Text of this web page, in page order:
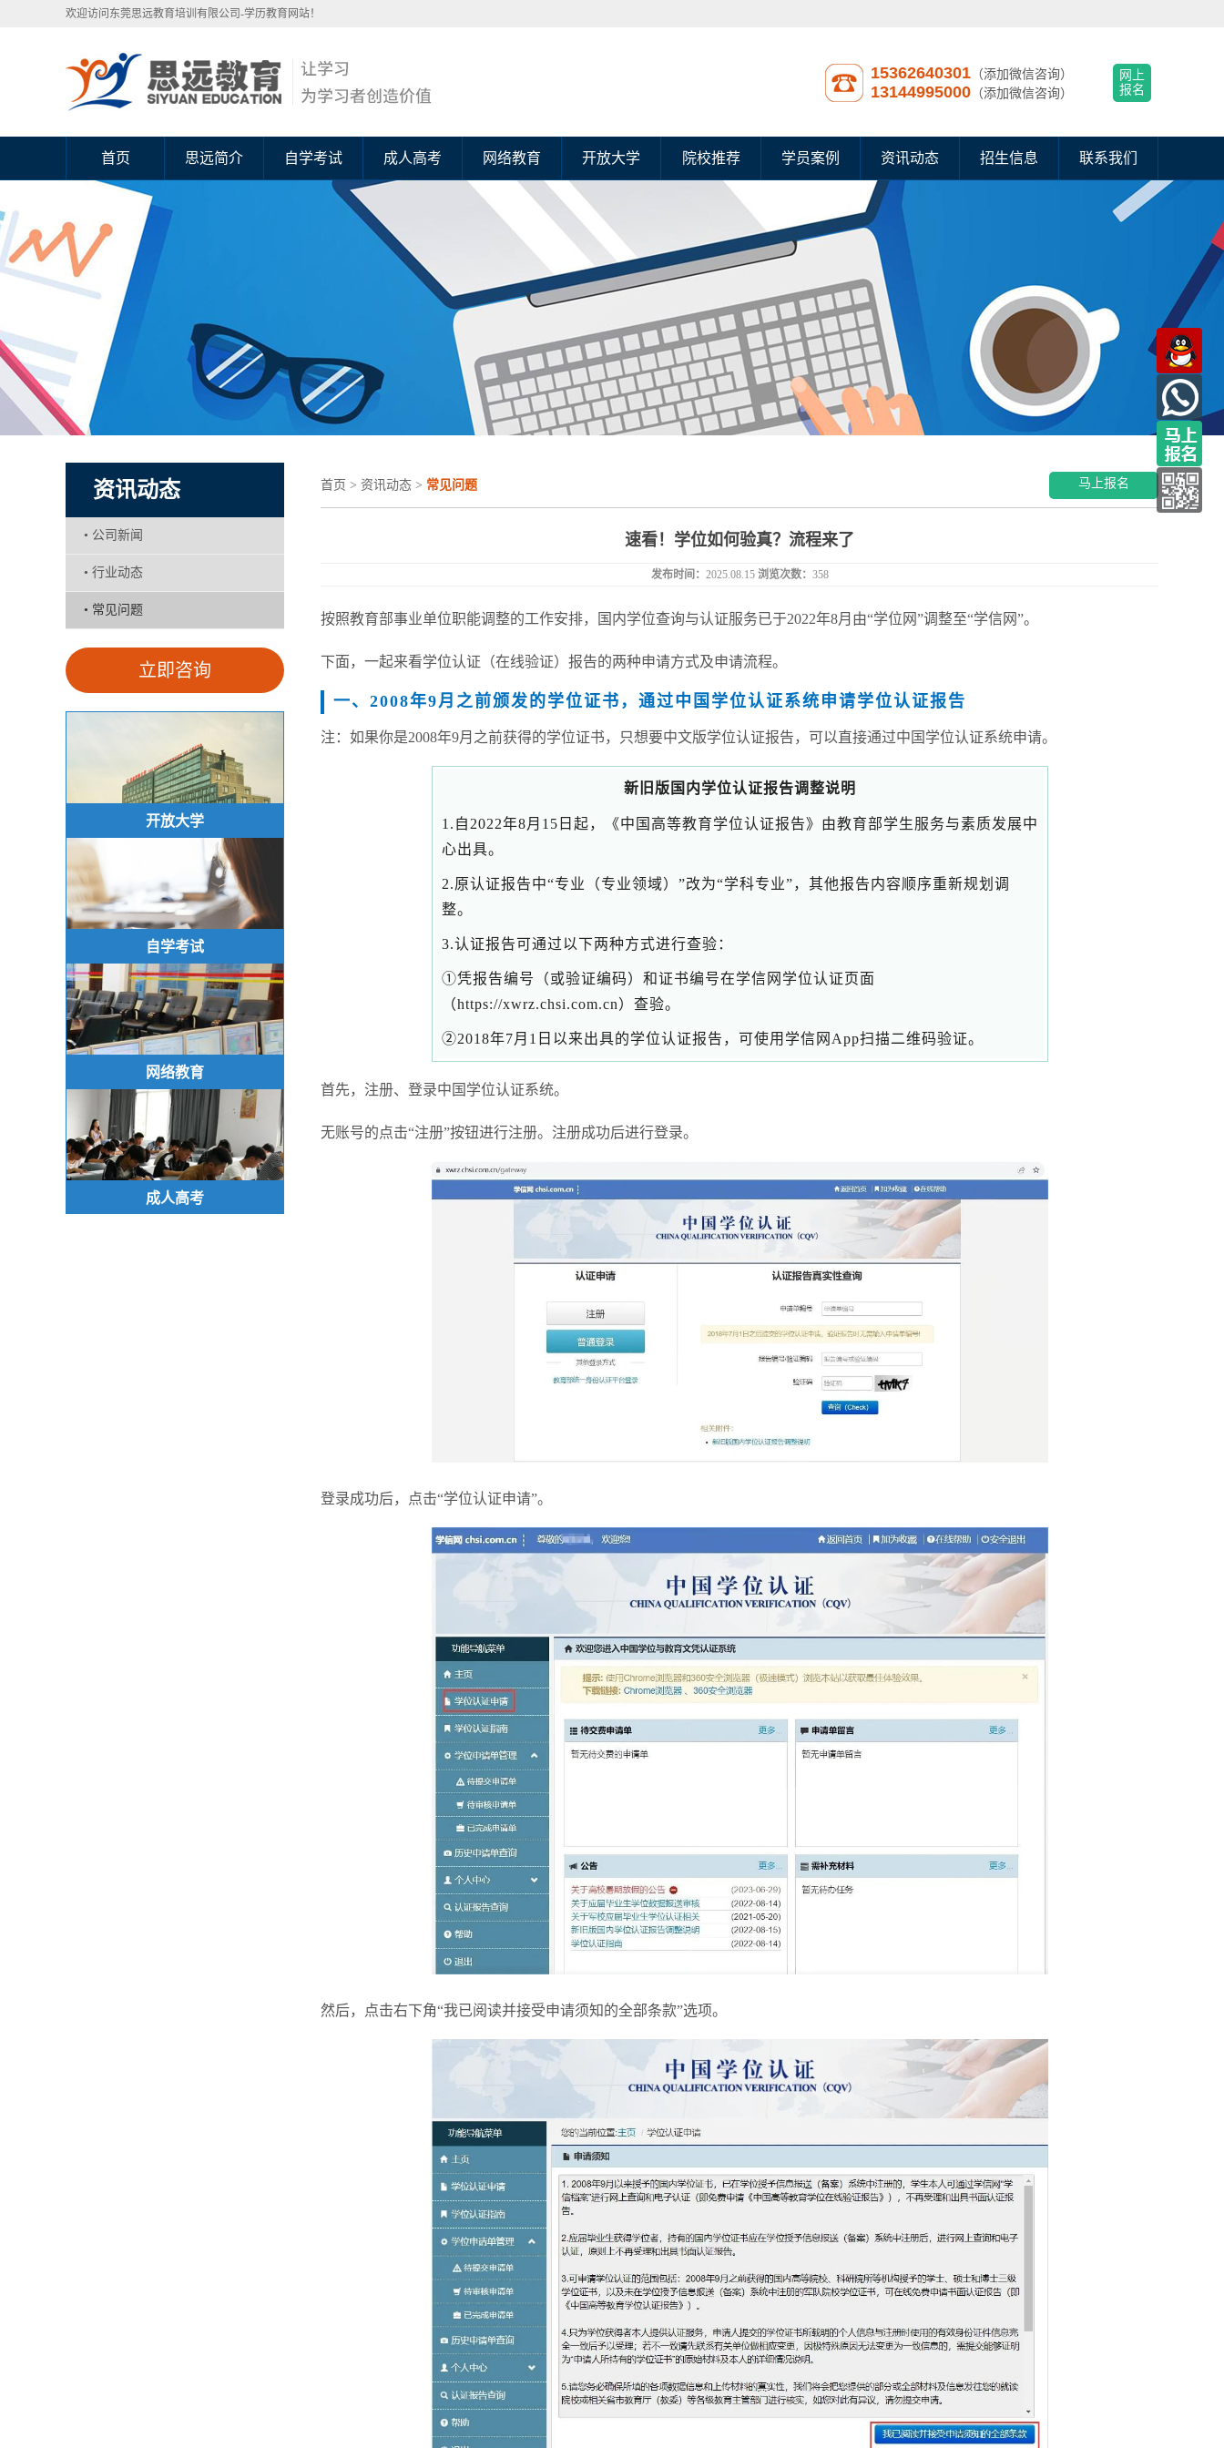
欢迎访问东莞思远教育培训有限公司-学历教育网站！
15362640301 （添加微信咨询）
13144995000 （添加微信咨询）
网上
报名
首页 思远简介 自学考试 成人高考 网络教育 开放大学 院校推荐 学员案例 资讯动态 招生信息 联系我们
首页 > 资讯动态 > 常见问题 马上报名
速看！学位如何验真？流程来了
发布时间： 2025.08.15 浏览次数： 358
按照教育部事业单位职能调整的工作安排，国内学位查询与认证服务已于2022年8月由“学位网”调整至“学信网”。
下面，一起来看学位认证（在线验证）报告的两种申请方式及申请流程。
一、2008年9月之前颁发的学位证书，通过中国学位认证系统申请学位认证报告
注：如果你是2008年9月之前获得的学位证书，只想要中文版学位认证报告，可以直接通过中国学位认证系统申请。
新旧版国内学位认证报告调整说明
1.自2022年8月15日起，《中国高等教育学位认证报告》由教育部学生服务与素质发展中
心出具。
2.原认证报告中“专业（专业领域）”改为“学科专业”，其他报告内容顺序重新规划调
整。
3.认证报告可通过以下两种方式进行查验：
①凭报告编号（或验证编码）和证书编号在学信网学位认证页面
（https://xwrz.chsi.com.cn）查验。
②2018年7月1日以来出具的学位认证报告，可使用学信网App扫描二维码验证。
首先，注册、登录中国学位认证系统。
无账号的点击“注册”按钮进行注册。注册成功后进行登录。
登录成功后，点击“学位认证申请”。
然后，点击右下角“我已阅读并接受申请须知的全部条款”选项。
资讯动态
• 公司新闻
• 行业动态
• 常见问题
立即咨询
开放大学
自学考试
网络教育
成人高考